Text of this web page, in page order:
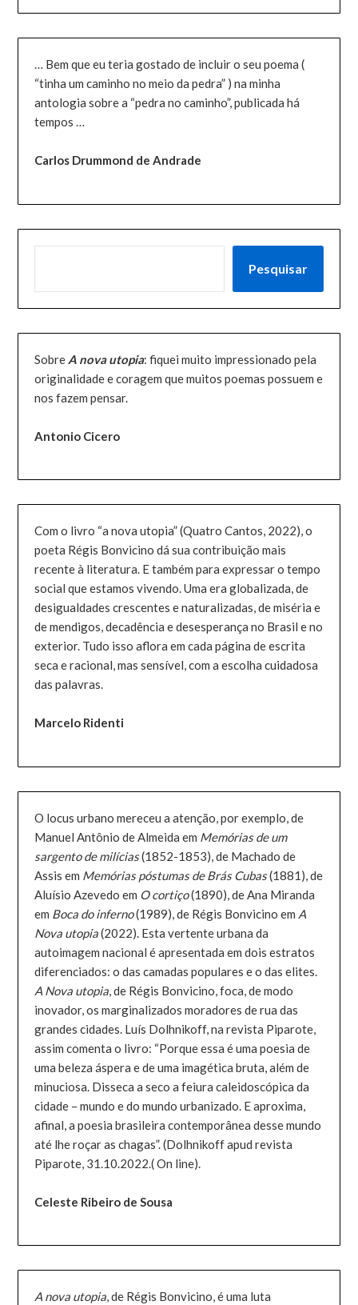
… Bem que eu teria gostado de incluir o seu poema (
“tinha um caminho no meio da pedra” ) na minha
antologia sobre a “pedra no caminho”, publicada há
tempos …
Carlos Drummond de Andrade
Pesquisar
Sobre A nova utopia: fiquei muito impressionado pela
originalidade e coragem que muitos poemas possuem e
nos fazem pensar.
Antonio Cicero
Com o livro “a nova utopia” (Quatro Cantos, 2022), o
poeta Régis Bonvicino dá sua contribuição mais
recente à literatura. E também para expressar o tempo
social que estamos vivendo. Uma era globalizada, de
desigualdades crescentes e naturalizadas, de miséria e
de mendigos, decadência e desesperança no Brasil e no
exterior. Tudo isso aflora em cada página de escrita
seca e racional, mas sensível, com a escolha cuidadosa
das palavras.
Marcelo Ridenti
O locus urbano mereceu a atenção, por exemplo, de
Manuel Antônio de Almeida em Memórias de um
sargento de milícias(1852-1853), de Machado de
Assis em Memórias póstumas de Brás Cubas(1881), de
Aluísio Azevedo em O cortiço(1890), de Ana Miranda
em Boca do inferno(1989), de Régis Bonvicino em A
Nova utopia(2022). Esta vertente urbana da
autoimagem nacional é apresentada em dois estratos
diferenciados: o das camadas populares e o das elites.
A Nova utopia, de Régis Bonvicino, foca, de modo
inovador, os marginalizados moradores de rua das
grandes cidades. Luís Dolhnikoff, na revista Piparote,
assim comenta o livro: “Porque essa é uma poesia de
uma beleza áspera e de uma imagética bruta, além de
minuciosa. Disseca a seco a feiura caleidoscópica da
cidade – mundo e do mundo urbanizado. E aproxima,
afinal, a poesia brasileira contemporânea desse mundo
até lhe roçar as chagas”. (Dolhnikoff apud revista
Piparote, 31.10.2022.( On line).
Celeste Ribeiro de Sousa
A nova utopia, de Régis Bonvicino, é uma luta